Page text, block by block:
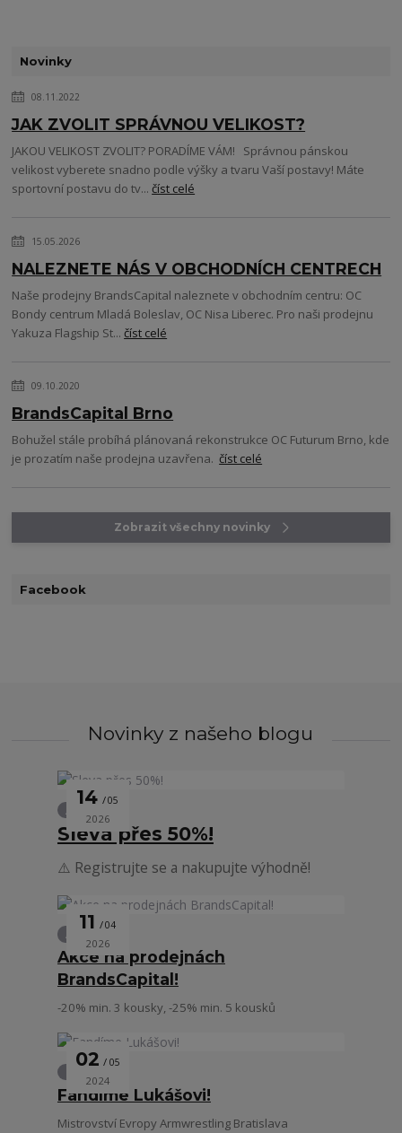
Novinky
08.11.2022
JAK ZVOLIT SPRÁVNOU VELIKOST?
JAKOU VELIKOST ZVOLIT? PORADÍME VÁM! Správnou pánskou
velikost vyberete snadno podle výšky a tvaru Vaší postavy! Máte
sportovní postavu do tv...číst celé
15.05.2026
NALEZNETE NÁS V OBCHODNÍCH CENTRECH
Naše prodejny BrandsCapital naleznete v obchodním centru: OC
Bondy centrum Mladá Boleslav, OC Nisa Liberec. Pro naši prodejnu
Yakuza Flagship St...číst celé
09.10.2020
BrandsCapital Brno
Bohužel stále probíhá plánovaná rekonstrukce OC Futurum Brno, kde
je prozatím naše prodejna uzavřena.číst celé
Zobrazit všechny novinky
Facebook
Novinky z našeho blogu
14 05
2026
Sleva přes 50%!
⚠️ Registrujte se a nakupujte výhodně!
11 04
2026
Akce na prodejnách
BrandsCapital!
-20% min. 3 kousky, -25% min. 5 kousků
02 05
2024
Fandíme Lukášovi!
Mistrovství Evropy Armwrestling Bratislava